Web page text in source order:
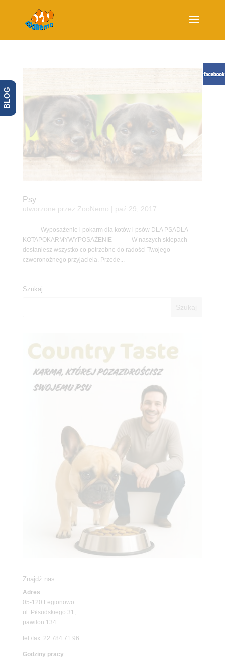
Psy
utworzone przez ZooNemo paź 29, 2017
Wyposażenie i pokarm dla kotów i psów DLA PSADLA
KOTAPOKARMYWYPOSAŻENIE W naszych sklepach
dostaniesz wszystko co potrzebne do radości Twojego
czworonożnego przyjaciela. Przede...
Szukaj
Znajdź nas
Adres
05-120 Legionowo
ul. Piłsudskiego 31,
pawilon 134
tel./fax. 22 784 71 96
Godziny pracy
BLOG